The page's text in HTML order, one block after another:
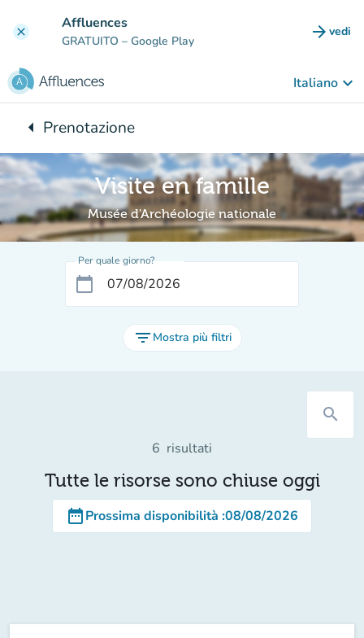
clear Affluences
GRATUITO – Google Play arrow_forward vedi
Italiano keyboard_arrow_down
arrow_leftTorna a:
Prenotazione
Visite en famille
Musée d'Archéologie nationale
Per quale giorno?
calendar_today
filter_list Mostra più filtri
search
6 risultati
Tutte le risorse sono chiuse oggi
date_rangeProssima disponibilità :08/08/2026